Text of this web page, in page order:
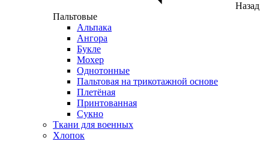
Назад
Пальтовые
Альпака
Ангора
Букле
Мохер
Однотонные
Пальтовая на трикотажной основе
Плетёная
Принтованная
Сукно
Ткани для военных
Хлопок